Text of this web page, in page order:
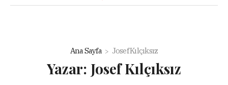
Ana Sayfa Josef Kılçıksız
Yazar: Josef Kılçıksız